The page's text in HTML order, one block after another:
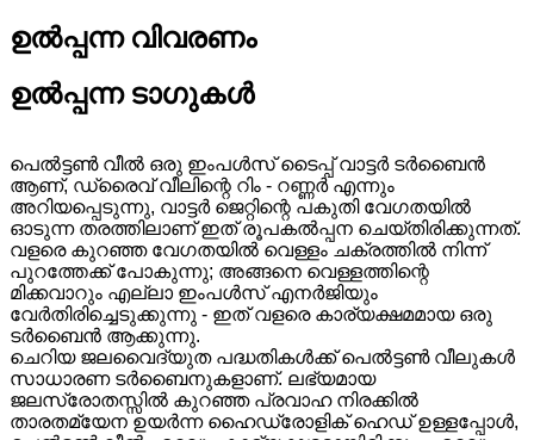
ഉൽപ്പന്ന വിവരണം
ഉൽപ്പന്ന ടാഗുകൾ
പെൽട്ടൺ വീൽ ഒരു ഇംപൾസ് ടൈപ്പ് വാട്ടർ ടർബൈൻ
ആണ്, ഡ്രൈവ് വീലിന്റെ റിം - റണ്ണർ എന്നും
അറിയപ്പെടുന്നു, വാട്ടർ ജെറ്റിന്റെ പകുതി വേഗതയിൽ
ഓടുന്ന തരത്തിലാണ് ഇത് രൂപകൽപ്പന ചെയ്തിരിക്കുന്നത്.
വളരെ കുറഞ്ഞ വേഗതയിൽ വെള്ളം ചക്രത്തിൽ നിന്ന്
പുറത്തേക്ക് പോകുന്നു; അങ്ങനെ വെള്ളത്തിന്റെ
മിക്കവാറും എല്ലാ ഇംപൾസ് എനർജിയും
വേർതിരിച്ചെടുക്കുന്നു - ഇത് വളരെ കാര്യക്ഷമമായ ഒരു
ടർബൈൻ ആക്കുന്നു.
ചെറിയ ജലവൈദ്യുത പദ്ധതികൾക്ക് പെൽട്ടൺ വീലുകൾ
സാധാരണ ടർബൈനുകളാണ്. ലഭ്യമായ
ജലസ്രോതസ്സിൽ കുറഞ്ഞ പ്രവാഹ നിരക്കിൽ
താരതമ്യേന ഉയർന്ന ഹൈഡ്രോളിക് ഹെഡ് ഉള്ളപ്പോൾ,